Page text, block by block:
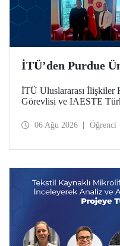
İTÜ’den Purdue
İTÜ Uluslararası İlişkiler
Görevlisi ve IAESTE
Temmuz tarihlerinde
06 Ağu 2026 Öğrenci